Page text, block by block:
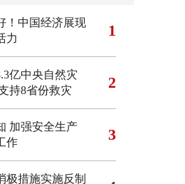
！中国经济展现
力
1
亿中央自然灾
持8省份救灾
2
加强安全生产
作
3
极措施实施反制